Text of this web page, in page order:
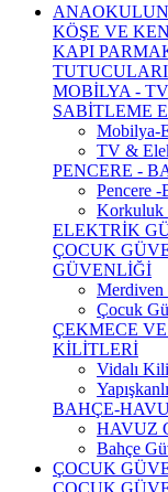
KÖŞE VE
KAPI
TUTUCULARI
MOBİLYA -
SABİTLEME
Mobilya-
TV &
PENCERE -
Pencere
Korkuluk
ELEKTRİK
ÇOCUK
GÜVENLİĞİ
Merdiven
Çocuk
ÇEKMECE
KİLİTLERİ
Vidalı
BAHÇE-
HAVUZ
Bahçe
ÇOCUK
ÇOCUK